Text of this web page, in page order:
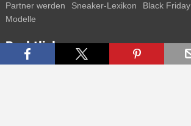
Partner werden
Sneaker-Lexikon Black Friday
Modelle
Rechtliches
AGB Datenschutz Impressum Kontakt